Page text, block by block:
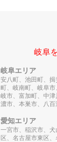
岐阜
岐阜エリア
安八町、池田町、
町、岐南町、岐阜
岐市、富加町、中
濃市、本巣市、八
愛知エリア
一宮市、稲沢市、
区、名古屋市東区